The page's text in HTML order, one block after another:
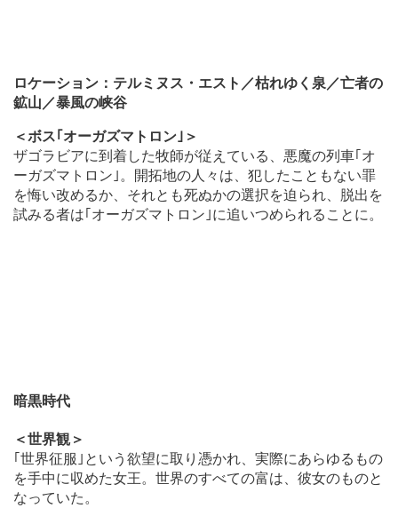
ロケーション：テルミヌス・エスト／枯れゆく泉／亡者の
鉱山／暴風の峡谷
＜ボス｢オーガズマトロン｣＞
ザゴラビアに到着した牧師が従えている、悪魔の列車｢オ
ーガズマトロン｣。開拓地の人々は、犯したこともない罪
を悔い改めるか、それとも死ぬかの選択を迫られ、脱出を
試みる者は｢オーガズマトロン｣に追いつめられることに。
暗黒時代
＜世界観＞
｢世界征服｣という欲望に取り憑かれ、実際にあらゆるもの
を手中に収めた女王。世界のすべての富は、彼女のものと
なっていた。